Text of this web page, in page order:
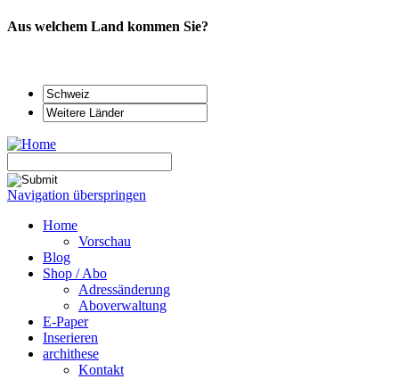
Aus welchem Land kommen Sie?
Navigation überspringen
Home
Vorschau
Blog
Shop / Abo
Adressänderung
Aboverwaltung
E-Paper
Inserieren
archithese
Kontakt